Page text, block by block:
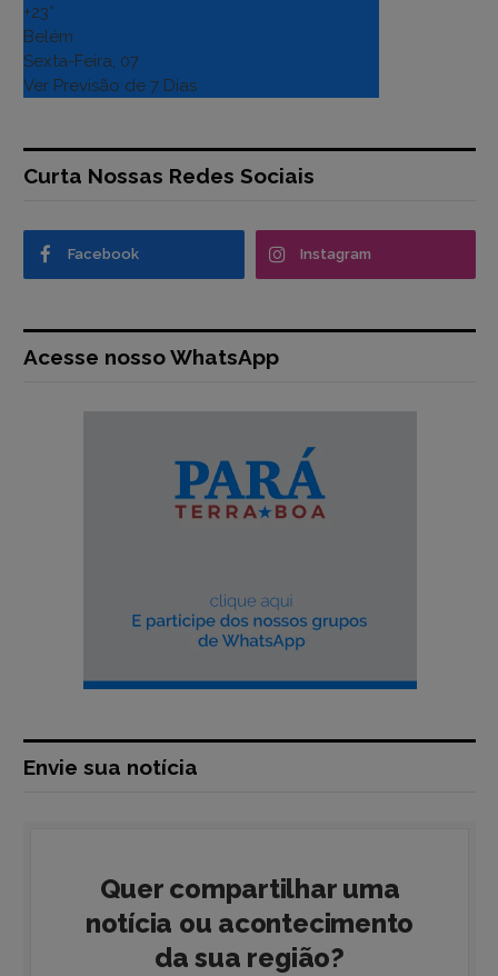
+23°
Belém
Sexta-Feira, 07
Ver Previsão de 7 Dias
Curta Nossas Redes Sociais
Facebook Instagram
Acesse nosso WhatsApp
Envie sua notícia
Quer compartilhar uma
notícia ou acontecimento
da sua região?